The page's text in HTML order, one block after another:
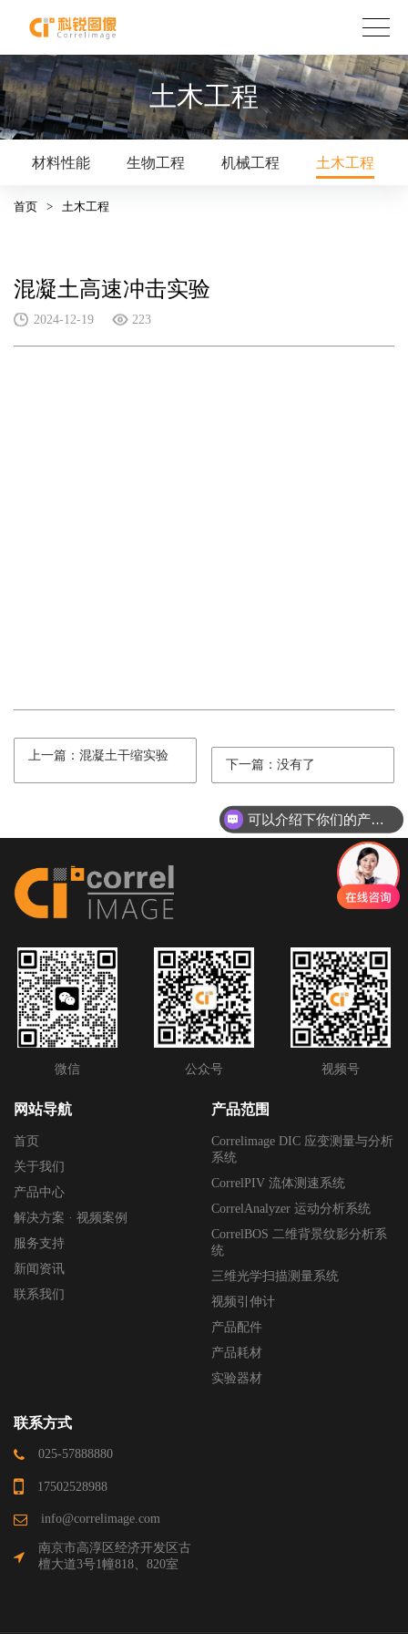
土木工程
材料性能 生物工程 机械工程 土木工程
首页 > 土木工程
混凝土高速冲击实验
2024-12-19 223
上一篇：混凝土干缩实验
下一篇：没有了
微信 公众号 视频号
网站导航
首页
关于我们
产品中心
解决方案 · 视频案例
服务支持
新闻资讯
联系我们
产品范围
Correlimage DIC 应变测量与分析
系统
CorrelPIV 流体测速系统
CorrelAnalyzer 运动分析系统
CorrelBOS 二维背景纹影分析系
统
三维光学扫描测量系统
视频引伸计
产品配件
产品耗材
实验器材
联系方式
025-57888880
17502528988
info@correlimage.com
南京市高淳区经济开发区古
檀大道3号1幢818、820室
可以介绍下你们的产品么